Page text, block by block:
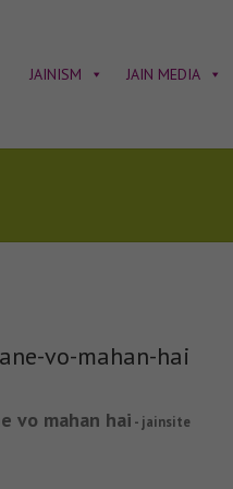
JAINISM JAIN MEDIA
vo-mahan-hai
vo mahan hai - jainsite